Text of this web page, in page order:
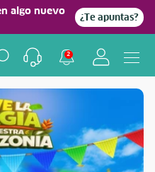
algo nuevo
¿Te apuntas?
2